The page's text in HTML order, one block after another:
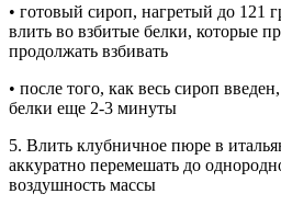
• готовый сироп, нагретый до 121
влить во взбитые белки, которые
продолжать взбивать
• после того, как весь сироп
белки еще 2-3 минуты
5. Влить клубничное пюре в
аккуратно перемешать до
воздушность массы